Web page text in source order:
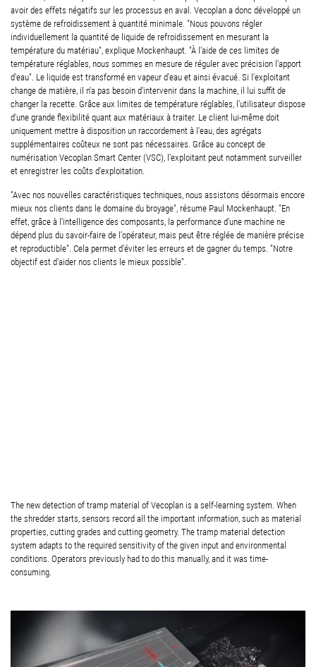
avoir des effets négatifs sur les processus en aval. Vecoplan a donc développé un
système de refroidissement à quantité minimale. "Nous pouvons régler
individuellement la quantité de liquide de refroidissement en mesurant la
température du matériau", explique Mockenhaupt. "À l'aide de ces limites de
température réglables, nous sommes en mesure de réguler avec précision l'apport
d'eau". Le liquide est transformé en vapeur d'eau et ainsi évacué. Si l'exploitant
change de matière, il n'a pas besoin d'intervenir dans la machine, il lui suffit de
changer la recette. Grâce aux limites de température réglables, l'utilisateur dispose
d'une grande flexibilité quant aux matériaux à traiter. Le client lui-même doit
uniquement mettre à disposition un raccordement à l'eau, des agrégats
supplémentaires coûteux ne sont pas nécessaires. Grâce au concept de
numérisation Vecoplan Smart Center (VSC), l'exploitant peut notamment surveiller
et enregistrer les coûts d'exploitation.
"Avec nos nouvelles caractéristiques techniques, nous assistons désormais encore
mieux nos clients dans le domaine du broyage", résume Paul Mockenhaupt. "En
effet, grâce à l'intelligence des composants, la performance d'une machine ne
dépend plus du savoir-faire de l'opérateur, mais peut être réglée de manière précise
et reproductible". Cela permet d'éviter les erreurs et de gagner du temps. "Notre
objectif est d'aider nos clients le mieux possible".
The new detection of tramp material of Vecoplan is a self-learning system. When
the shredder starts, sensors record all the important information, such as material
properties, cutting grades and cutting geometry. The tramp material detection
system adapts to the required sensitivity of the given input and environmental
conditions. Operators previously had to do this manually, and it was time-
consuming.